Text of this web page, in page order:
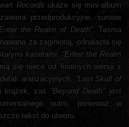
Records ukaże się mini-album
przedprodukcyjne, surowe
the Realm of Death”. Taśma
za zaginioną, odnalazła się
kasetami. “Enter the Realm
się nieco od finalnych wersji z
aranżacyjnych. “Last Skull of
krążek, zaś “Beyond Death”jest
outro, ponieważ w
tekst do utworu.